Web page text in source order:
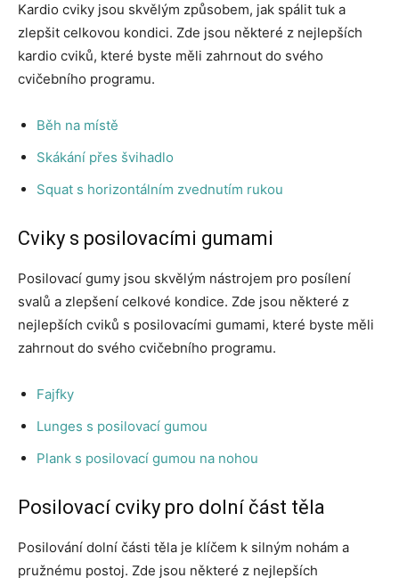
Kardio cviky jsou skvělým způsobem, jak spálit tuk a
zlepšit celkovou kondici. Zde jsou některé z nejlepších
kardio cviků, které byste měli zahrnout do svého
cvičebního programu.
Běh na místě
Skákání přes švihadlo
Squat s horizontálním zvednutím rukou
Cviky s posilovacími gumami
Posilovací gumy jsou skvělým nástrojem pro posílení
svalů a zlepšení celkové kondice. Zde jsou některé z
nejlepších cviků s posilovacími gumami, které byste měli
zahrnout do svého cvičebního programu.
Fajfky
Lunges s posilovací gumou
Plank s posilovací gumou na nohou
Posilovací cviky pro dolní část těla
Posilování dolní části těla je klíčem k silným nohám a
pružnému postoj. Zde jsou některé z nejlepších